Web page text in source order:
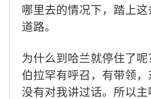
哪里去的情况下，踏上
道路。
为什么到哈兰就停住了
伯拉罕有呼召，有带领
没有对我讲过话。所以